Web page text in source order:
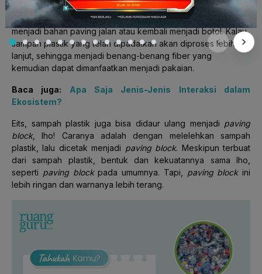
dipadatkan menggunakan mesin. Nah, sampah kaca yang
sudah dipecahkan kemudian dikumpulkan dan didaur ulang
menjadi bahan paving jalan atau kembali menjadi botol. Kalau
sampah plastik yang telah dipadatkan akan diproses lebih
lanjut, sehingga menjadi benang-benang fiber yang
kemudian dapat dimanfaatkan menjadi pakaian.
Baca juga: Apa Saja Jenis-Jenis Interaksi dalam
Ekosistem?
Eits, sampah plastik juga bisa didaur ulang menjadi paving
block, lho! Caranya adalah dengan melelehkan sampah
plastik, lalu dicetak menjadi paving block. Meskipun terbuat
dari sampah plastik, bentuk dan kekuatannya sama lho,
seperti paving blockpada umumnya. Tapi, paving blockini
lebih ringan dan warnanya lebih terang.